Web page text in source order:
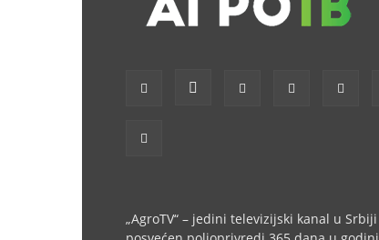
„AgroTV“ – jedini televizijski kanal u Srbiji